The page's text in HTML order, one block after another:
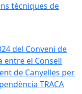
tècniques de
del Conveni de
entre el Consell
de Canyelles per
TRACA